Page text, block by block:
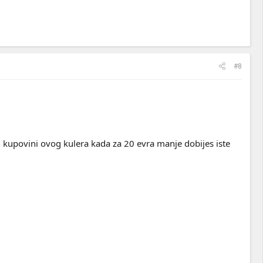
#8
ovog kulera kada za 20 evra manje dobijes iste